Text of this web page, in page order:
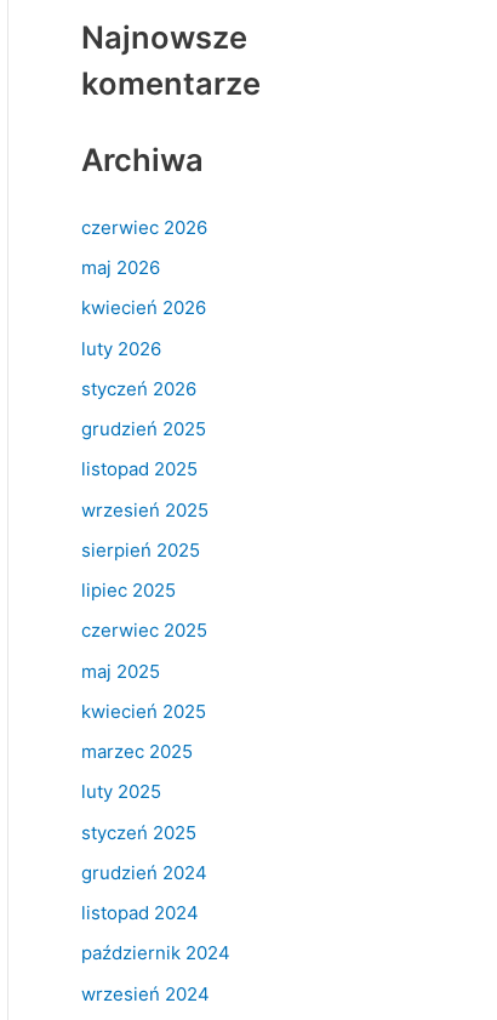
Najnowsze
komentarze
Archiwa
czerwiec 2026
maj 2026
kwiecień 2026
luty 2026
styczeń 2026
grudzień 2025
listopad 2025
wrzesień 2025
sierpień 2025
lipiec 2025
czerwiec 2025
maj 2025
kwiecień 2025
marzec 2025
luty 2025
styczeń 2025
grudzień 2024
listopad 2024
październik 2024
wrzesień 2024